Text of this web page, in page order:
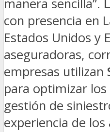
manera sencilla”.
con presencia en
Estados Unidos y
aseguradoras,
empresas utilizan
para optimizar los
gestión de
experiencia de los